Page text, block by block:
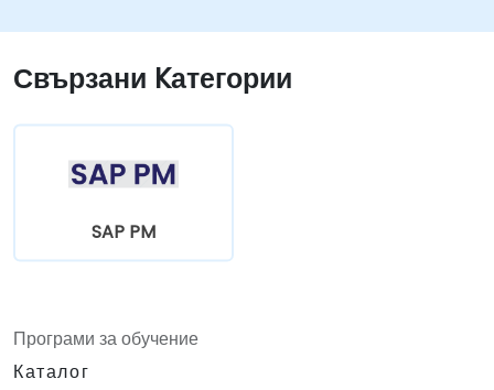
Свързани Kатегории
SAP PM
Програми за обучение
Каталог